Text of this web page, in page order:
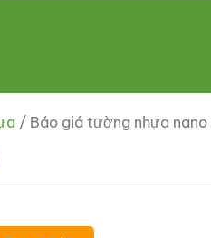
/ Báo giá tường nhựa nano